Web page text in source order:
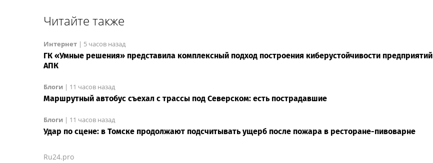
Читайте также
Интернет | 5 часов назад
ГК «Умные решения» представила комплексный подход построения киберустойчивости предприятий
АПК
Блоги | 11 часов назад
Маршрутный автобус съехал с трассы под Северском: есть пострадавшие
Блоги | 11 часов назад
Удар по сцене: в Томске продолжают подсчитывать ущерб после пожара в ресторане-пивоварне
Ru24.pro